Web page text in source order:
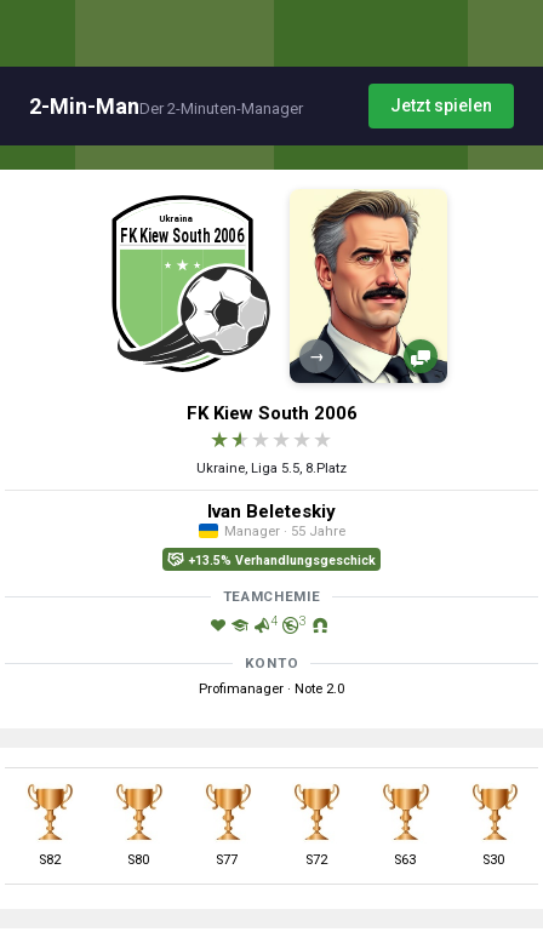
2-Min-ManDer 2-Minuten-Manager Jetzt spielen
→
FK Kiew South 2006
★★ ★ ★ ★ ★
Ukraine, Liga 5.5, 8.Platz
Ivan Beleteskiy
Manager · 55 Jahre
+13.5% Verhandlungsgeschick
TEAMCHEMIE
4 3
KONTO
Profimanager · Note 2.0
S82 S80 S77 S72 S63 S30